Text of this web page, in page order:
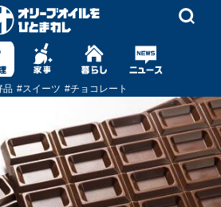
品 #スイーツ #チョコレート